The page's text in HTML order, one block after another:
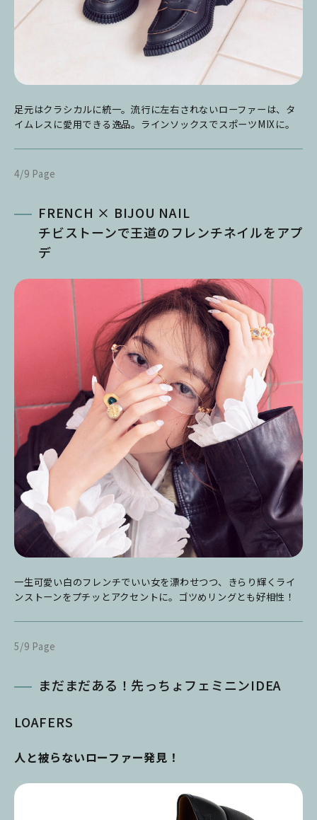
足元はクラシカルに統一。流行に左右されないローファーは、タ
イムレスに愛用できる逸品。ラインソックスでスポーツMIXに。
4/9 Page
FRENCH × BIJOU NAIL
チビストーンで王道のフレンチネイルをアプ
デ
一生可愛い白のフレンチでいい女を漂わせつつ、きらり輝くライ
ンストーンをプチッとアクセントに。ゴツめリングとも好相性！
5/9 Page
まだまだある！先っちょフェミニンIDEA
LOAFERS
人と被らないローファー発見！